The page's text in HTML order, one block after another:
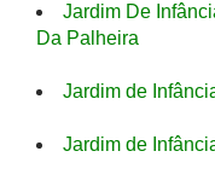
Jardim De
Da Palheira
Jardim de
Jardim de